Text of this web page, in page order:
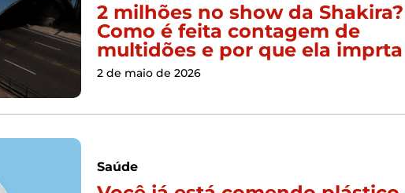
2 milhões no show da Shakira?
Como é feita contagem de
multidões e por que ela imprta
2 de maio de 2026
Saúde